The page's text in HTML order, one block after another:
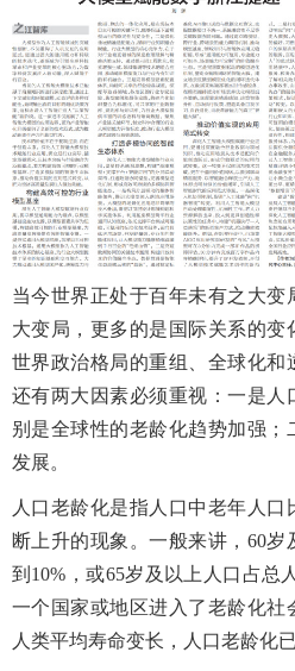
当今世界正处于百年未有之大变
大变局，更多的是国际关系的变
世界政治格局的重组、全球化和
还有两大因素必须重视：一是人
别是全球性的老龄化趋势加强；
发展。
人口老龄化是指人口中老年人
断上升的现象。一般来讲， 60岁
到 10% ，或65岁及以上人口占总
一个国家或地区进入了老龄化社
人类平均寿命变长，人口老龄化